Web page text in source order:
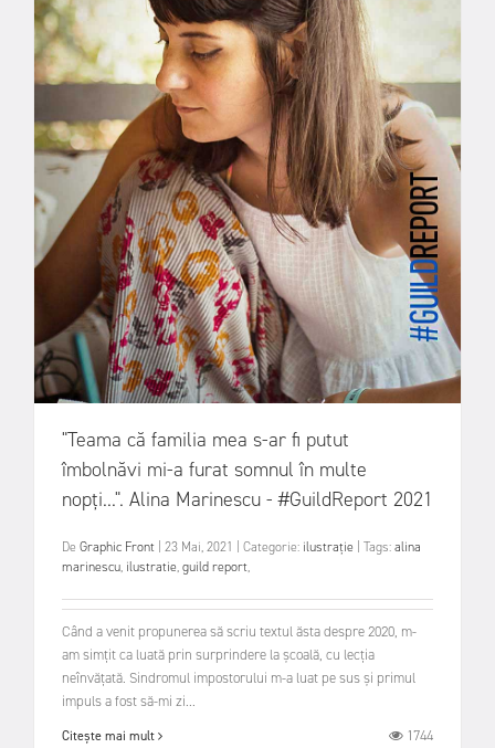
"Teama că familia mea s-ar fi putut
îmbolnăvi mi-a furat somnul în multe
nopți...". Alina Marinescu - #GuildReport 2021
De Graphic Front 23 Mai, 2021 Categorie: ilustrație Tags:alina
marinescu, ilustratie,guild report,
Când a venit propunerea să scriu textul ăsta despre 2020, m-
am simțit ca luată prin surprindere la școală, cu lecția
neînvățată. Sindromul impostorului m-a luat pe sus și primul
impuls a fost să-mi zi...
Citește mai mult 1744